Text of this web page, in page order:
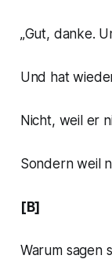
„Gut, danke.
Und hat
Nicht, weil er
Sondern weil
[B]
Warum sagen